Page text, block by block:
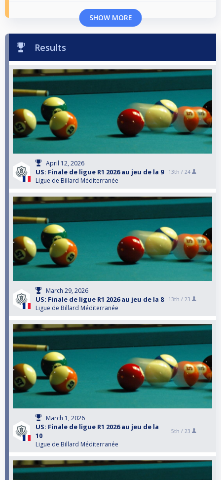
SHOW MORE
Results
April 12, 2026
US: Finale de ligue R1 2026 au jeu de la 9
Ligue de Billard Méditerranée
13th / 24
March 29, 2026
US: Finale de ligue R1 2026 au jeu de la 8
Ligue de Billard Méditerranée
13th / 23
March 1, 2026
US: Finale de ligue R1 2026 au jeu de la
10
Ligue de Billard Méditerranée
5th / 23